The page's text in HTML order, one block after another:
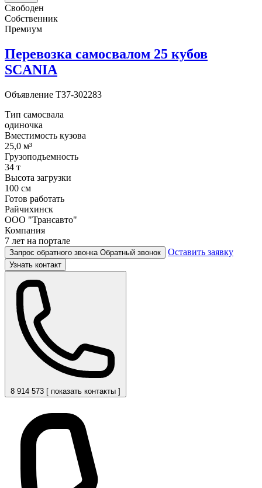
Свободен
Собственник
Премиум
Перевозка самосвалом 25 кубов
SCANIA
Объявление T37-302283
Тип самосвала
одиночка
Вместимость кузова
25,0 м³
Грузоподъемность
34 т
Высота загрузки
100 см
Готов работать
Райчихинск
ООО "Трансавто"
Компания
7 лет на портале
Запрос обратного звонка Обратный звонок Оставить заявку
Узнать контакт
8 914 573 [ показать контакты ]